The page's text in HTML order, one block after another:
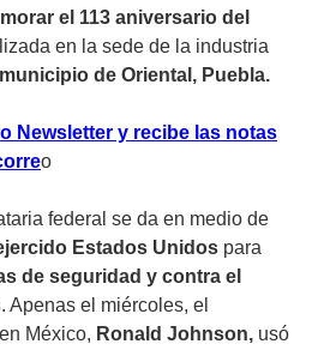
el 113 aniversario del
en la sede de la industria
de Oriental, Puebla.
Newsletter y recibe las notas
eo
federal se da en medio de
Estados Unidos para
de seguridad y contra el
. Apenas el miércoles, el
México, Ronald Johnson, usó